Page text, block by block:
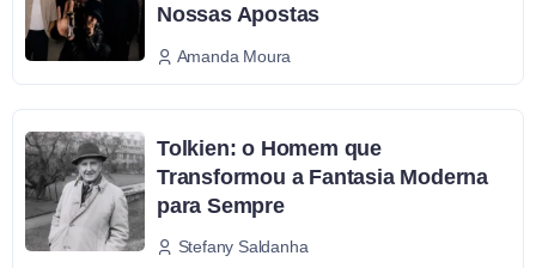
Nossas Apostas
Amanda Moura
Tolkien: o Homem que
Transformou a Fantasia Moderna
para Sempre
Stefany Saldanha